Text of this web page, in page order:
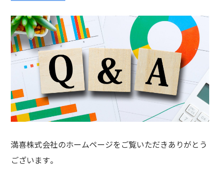
満喜株式会社のホームページをご覧いただきありがとう
ございます。